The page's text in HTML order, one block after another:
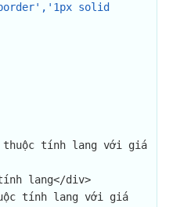
solid
thuộc tính lang với giá
lang</div>
tính lang với giá